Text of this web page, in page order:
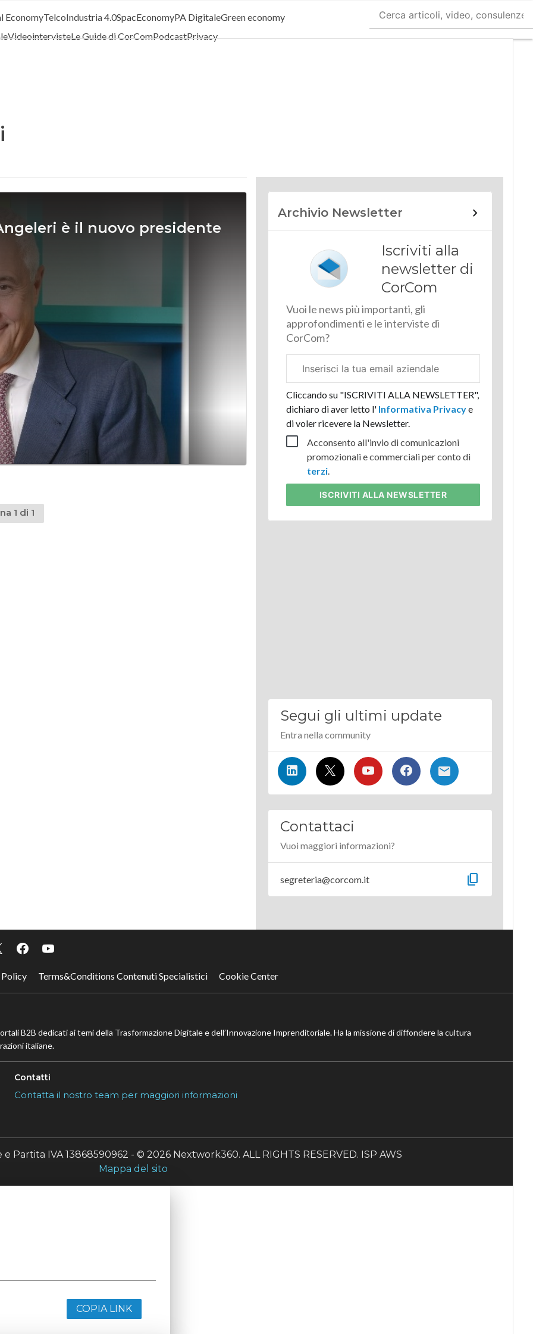
EconomyTelcoIndustria 4.0SpacEconomyPA DigitaleGreen economy
VideointervisteLe Guide di CorComPodcastPrivacy
è il nuovo presidente
1 di 1
Archivio Newsletter
Iscriviti alla
newsletter di
CorCom
Vuoi le news più importanti, gli
approfondimenti e le interviste di
CorCom?
aziendale
Cliccando su "ISCRIVITI ALLA NEWSLETTER",
dichiaro di aver letto l'Informativa Privacye
di voler ricevere la Newsletter.
Acconsento all'invio di comunicazioni
promozionali e commerciali per conto di
terzi.
ISCRIVITI ALLA NEWSLETTER
Segui gli ultimi update
Entra nella community
Contattaci
Vuoi maggiori informazioni?
segreteria@corcom.it content_copy
Terms&Conditions Contenuti Specialistici Cookie Center
B2B dedicati ai temi della Trasformazione Digitale e dell’Innovazione Imprenditoriale. Ha la missione di diffondere la cultura
italiane.
Contatti
Contatta il nostro team per maggiori informazioni
Partita IVA 13868590962 - © 2026 Nextwork360. ALL RIGHTS RESERVED. ISP AWS
Mappa del sito
COPIA LINK